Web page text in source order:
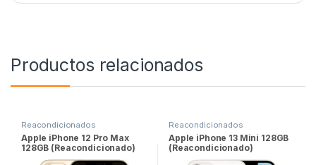
Productos relacionados
Reacondicionados
Apple iPhone 12 Pro Max
128GB (Reacondicionado)
Reacondicionados
Apple iPhone 13 Mini 128GB
(Reacondicionado)